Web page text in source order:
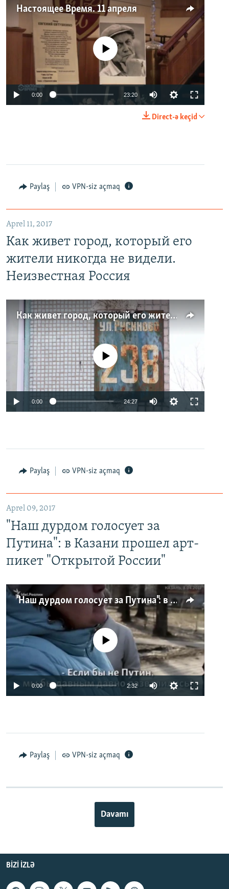
Настоящее Время. 11 апреля
No media source currently available
0:00 23:20
Direct-ə keçid
Paylaş VPN-siz açmaq
Aprel 11, 2017
Как живет город, который его
жители никогда не видели.
Неизвестная Россия
Как живет город, который его жители никогда не видели. Неизвестная Россия
No media source currently available
0:00 24:27
Paylaş VPN-siz açmaq
Aprel 09, 2017
"Наш дурдом голосует за
Путина": в Казани прошел арт-
пикет "Открытой России"
"Наш дурдом голосует за Путина": в Казани прошел арт-пикет "Открытой России"
No media source currently available
0:00 2:32
Paylaş VPN-siz açmaq
Davamı
BIZI IZLƏ